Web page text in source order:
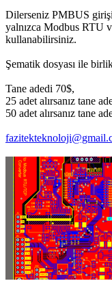
Dilerseniz PMBUS
yalnızca Modbus RTU
kullanabilirsiniz.
Şematik dosyası ile
Tane adedi 70$,
25 adet alırsanız tane
50 adet alırsanız tane